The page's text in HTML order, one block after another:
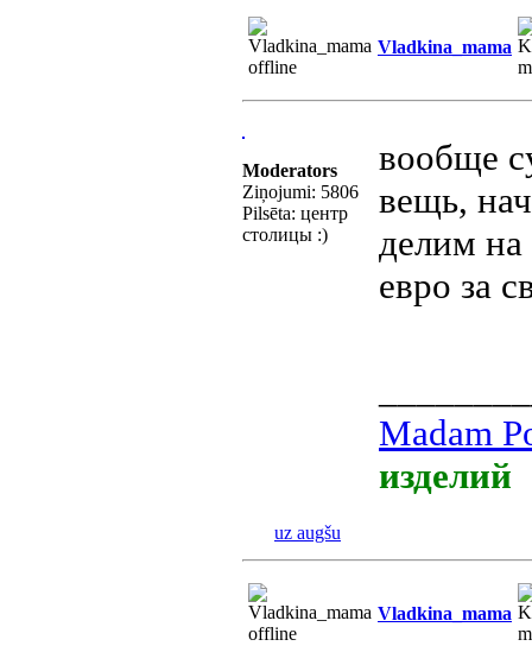
Vladkina_mama
Moderators
Ziņojumi: 5806
Pilsēta: центр
столицы :)
вообще
вещь,
делим на
евро за
Madam
изделий
uz augšu
Vladkina_mama